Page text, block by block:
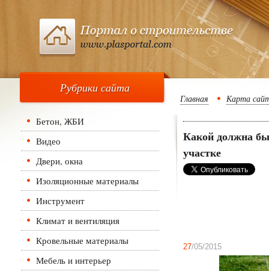
Рубрики сайта
Бетон, ЖБИ
Видео
Двери, окна
Изоляционные материалы
Инструмент
Климат и вентиляция
Кровельные материалы
Мебель и интерьер
Главная Карта
Какой должна
участке
27/05/2015